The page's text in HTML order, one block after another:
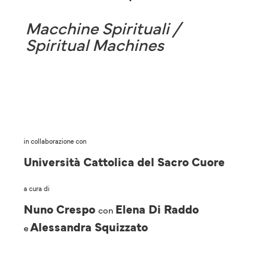
Macchine Spirituali /
Spiritual Machines
in collaborazione con
Università Cattolica del Sacro Cuore
a cura di
Nuno Crespo con Elena Di Raddo
eAlessandra Squizzato